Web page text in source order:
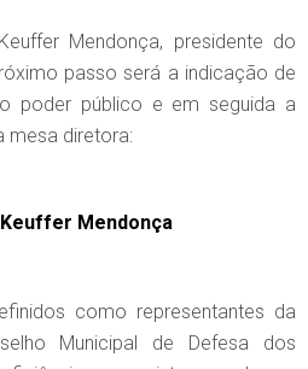
Mendonça, presidente do
passo será a indicação de
poder público e em seguida a
mesa diretora:
Mendonça
como representantes da
Municipal de Defesa dos